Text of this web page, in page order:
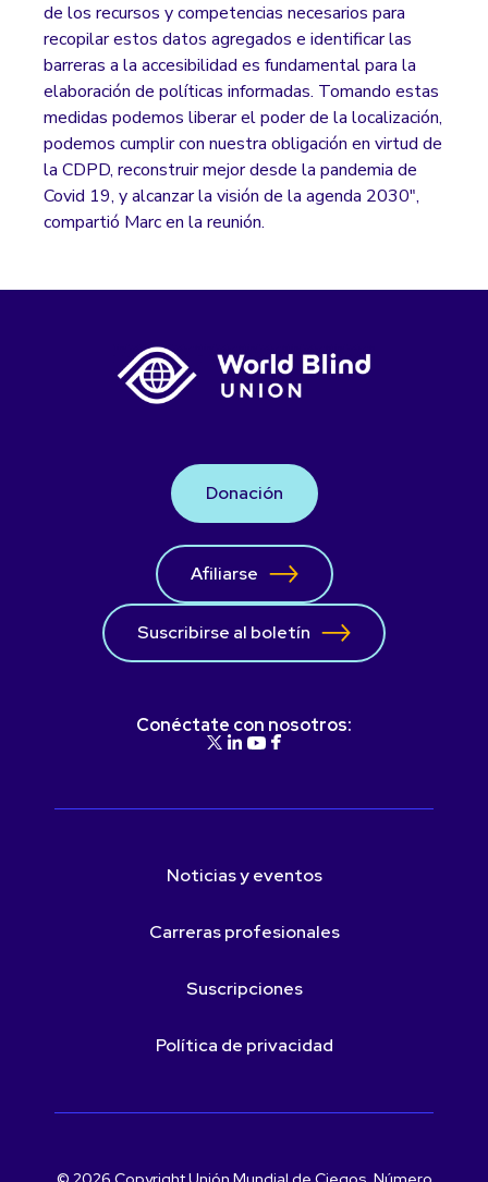
de los recursos y competencias necesarios para
recopilar estos datos agregados e identificar las
barreras a la accesibilidad es fundamental para la
elaboración de políticas informadas. Tomando estas
medidas podemos liberar el poder de la localización,
podemos cumplir con nuestra obligación en virtud de
la CDPD, reconstruir mejor desde la pandemia de
Covid 19, y alcanzar la visión de la agenda 2030",
compartió Marc en la reunión.
Donación
Afiliarse
Suscribirse al boletín
Conéctate con nosotros:
Noticias y eventos
Carreras profesionales
Suscripciones
Política de privacidad